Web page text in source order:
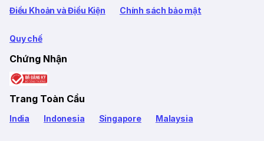
Điều Khoản và Điều Kiện Chính sách bảo mật
Quy chế
Chứng Nhận
Trang Toàn Cầu
India Indonesia Singapore Malaysia